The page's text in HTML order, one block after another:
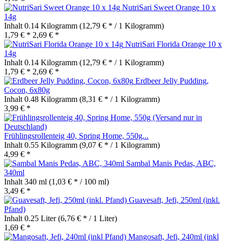
NutriSari Sweet Orange 10 x
14g
Inhalt 0.14 Kilogramm (12,79 € * / 1 Kilogramm)
1,79 € * 2,69 € *
NutriSari Florida Orange 10 x
14g
Inhalt 0.14 Kilogramm (12,79 € * / 1 Kilogramm)
1,79 € * 2,69 € *
Erdbeer Jelly Pudding,
Cocon, 6x80g
Inhalt 0.48 Kilogramm (8,31 € * / 1 Kilogramm)
3,99 € *
Frühlingsrollenteig 40, Spring Home, 550g...
Inhalt 0.55 Kilogramm (9,07 € * / 1 Kilogramm)
4,99 € *
Sambal Manis Pedas, ABC,
340ml
Inhalt 340 ml (1,03 € * / 100 ml)
3,49 € *
Guavesaft, Jefi, 250ml (inkl.
Pfand)
Inhalt 0.25 Liter(6,76 € * / 1 Liter)
1,69 € *
Mangosaft, Jefi, 240ml (inkl